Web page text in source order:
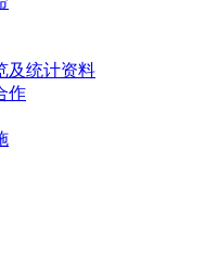
及统计资料
作